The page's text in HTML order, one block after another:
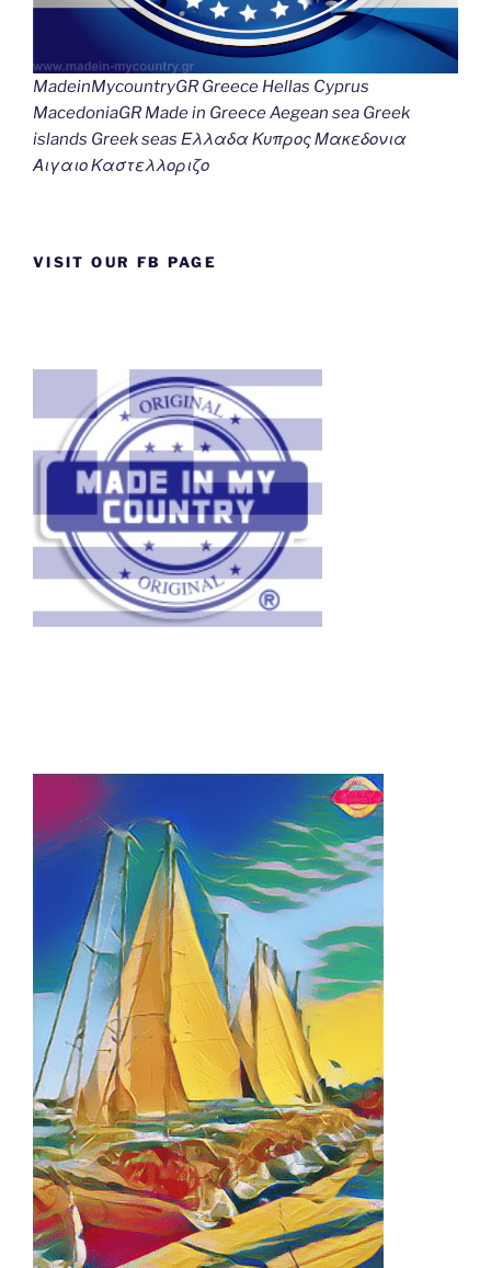
MadeinMycountryGR Greece Hellas Cyprus
MacedoniaGR Made in Greece Aegean sea Greek
islands Greek seas Ελλαδα Κυπρος Μακεδονια
Αιγαιο Καστελλοριζο
VISIT OUR FB PAGE